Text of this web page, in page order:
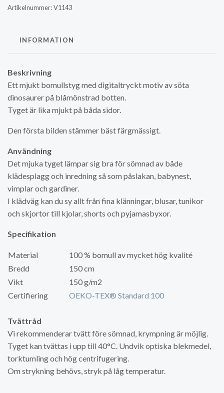
Artikelnummer:V1143
INFORMATION
Beskrivning
Ett mjukt bomullstyg med digitaltryckt motiv av söta
dinosaurer på blåmönstrad botten.
Tyget är lika mjukt på båda sidor.
Den första bilden stämmer bäst färgmässigt.
Användning
Det mjuka tyget lämpar sig bra för sömnad av både
klädesplagg och inredning så som påslakan, babynest,
vimplar och gardiner.
I klädväg kan du sy allt från fina klänningar, blusar, tunikor
och skjortor till kjolar, shorts och pyjamasbyxor.
Specifikation
Material
100 % bomull av mycket hög kvalité
Bredd
150 cm
Vikt
150 g/m2
Certifiering
OEKO-TEX® Standard 100
Tvättråd
Vi rekommenderar tvätt före sömnad, krympning är möjlig.
Tyget kan tvättas i upp till 40°C. Undvik optiska blekmedel,
torktumling och hög centrifugering.
Om strykning behövs, stryk på låg temperatur.